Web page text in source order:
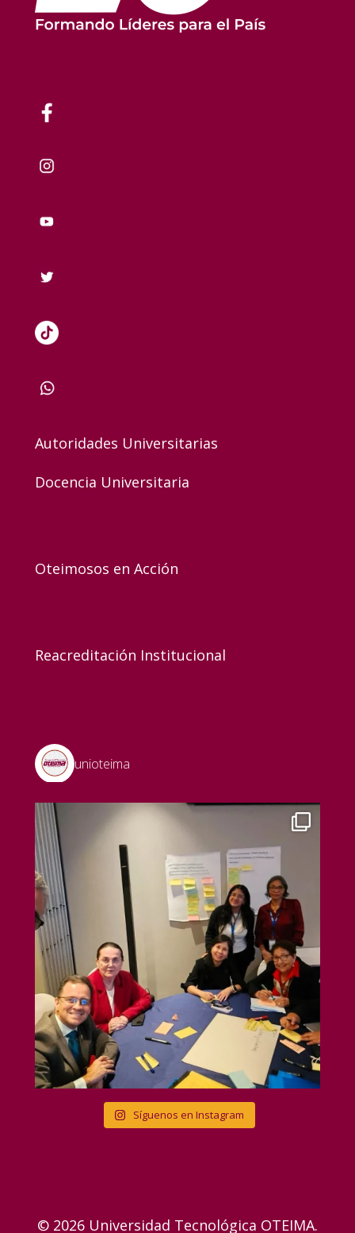
Autoridades Universitarias
Docencia Universitaria
Oteimosos en Acción
Reacreditación Institucional
unioteima
Síguenos en Instagram
© 2026 Universidad Tecnológica OTEIMA.